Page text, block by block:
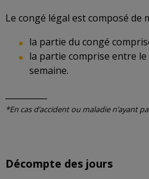
Le congé légal est composé
la partie du congé
la partie comprise entre le
semaine.
*En cas d’accident ou maladie n’ayant
Décompte des jours